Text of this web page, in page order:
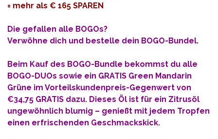
= mehr als € 165 SPAREN
Die gefallen alle BOGOs?
Verwöhne dich und bestelle dein BOGO-Bundel.
Beim Kauf des BOGO-Bundle bekommst du alle
BOGO-DUOs sowie ein GRATIS Green Mandarin
Grüne im Vorteilskundenpreis-Gegenwert von
€34,75 GRATIS dazu. Dieses Öl ist für ein Zitrusöl
ungewöhnlich blumig – genießt mit jedem Tropfen
einen erfrischenden Geschmackskick.